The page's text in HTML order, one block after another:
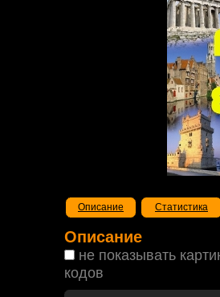
Описание Статистика
Описание
не показывать
кодов